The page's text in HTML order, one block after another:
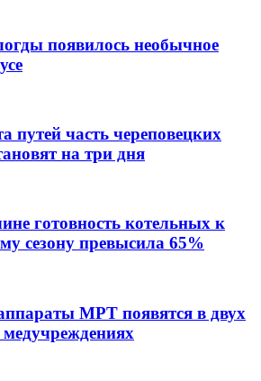
появилось необычное
путей часть череповецких
на три дня
готовность котельных к
сезону превысила 65%
МРТ появятся в двух
медучреждениях